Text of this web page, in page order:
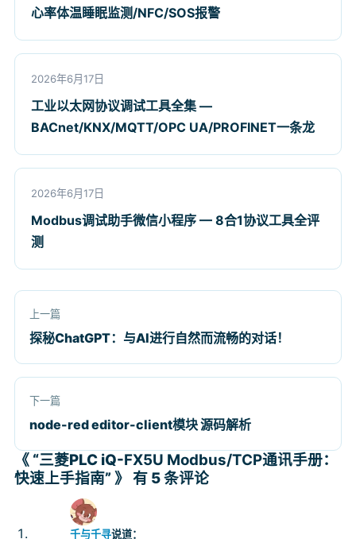
心率体温睡眠监测/NFC/SOS报警
2026年6月17日
工业以太网协议调试工具全集 —
BACnet/KNX/MQTT/OPC UA/PROFINET一条龙
2026年6月17日
Modbus调试助手微信小程序 — 8合1协议工具全评
测
上一篇
探秘ChatGPT：与AI进行自然而流畅的对话！
下一篇
node-red editor-client模块 源码解析
《 “三菱PLC iQ-FX5U Modbus/TCP通讯手册：
快速上手指南” 》 有 5 条评论
千与千寻说道：